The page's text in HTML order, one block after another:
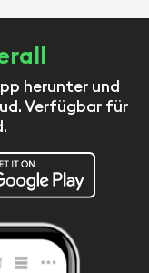
herunter und
Verfügbar für